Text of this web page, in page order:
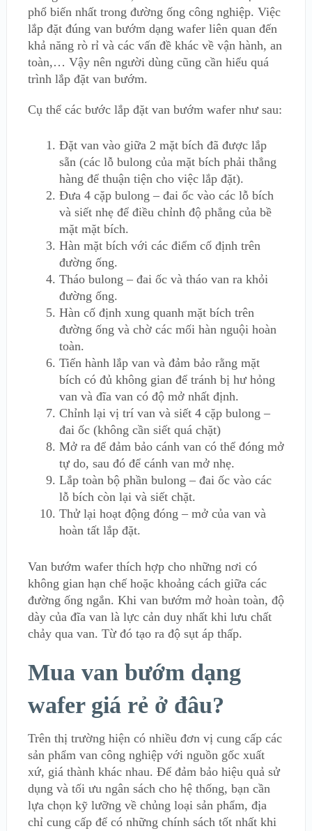
phổ biến nhất trong đường ống công nghiệp. Việc
lắp đặt đúng van bướm dạng wafer liên quan đến
khả năng rò rỉ và các vấn đề khác về vận hành, an
toàn,… Vậy nên người dùng cũng cần hiểu quá
trình lắp đặt van bướm.
Cụ thể các bước lắp đặt van bướm wafer như sau:
Đặt van vào giữa 2 mặt bích đã được lắp
sẵn (các lỗ bulong của mặt bích phải thẳng
hàng để thuận tiện cho việc lắp đặt).
Đưa 4 cặp bulong – đai ốc vào các lỗ bích
và siết nhẹ để điều chỉnh độ phẳng của bề
mặt mặt bích.
Hàn mặt bích với các điểm cố định trên
đường ống.
Tháo bulong – đai ốc và tháo van ra khỏi
đường ống.
Hàn cố định xung quanh mặt bích trên
đường ống và chờ các mối hàn nguội hoàn
toàn.
Tiến hành lắp van và đảm bảo rằng mặt
bích có đủ không gian để tránh bị hư hỏng
van và đĩa van có độ mở nhất định.
Chỉnh lại vị trí van và siết 4 cặp bulong –
đai ốc (không cần siết quá chặt)
Mở ra để đảm bảo cánh van có thể đóng mở
tự do, sau đó để cánh van mở nhẹ.
Lắp toàn bộ phần bulong – đai ốc vào các
lỗ bích còn lại và siết chặt.
Thử lại hoạt động đóng – mở của van và
hoàn tất lắp đặt.
Van bướm wafer thích hợp cho những nơi có
không gian hạn chế hoặc khoảng cách giữa các
đường ống ngắn. Khi van bướm mở hoàn toàn, độ
dày của đĩa van là lực cản duy nhất khi lưu chất
chảy qua van. Từ đó tạo ra độ sụt áp thấp.
Mua van bướm dạng
wafer giá rẻ ở đâu?
Trên thị trường hiện có nhiều đơn vị cung cấp các
sản phẩm van công nghiệp với nguồn gốc xuất
xứ, giá thành khác nhau. Để đảm bảo hiệu quả sử
dụng và tối ưu ngân sách cho hệ thống, bạn cần
lựa chọn kỹ lưỡng về chủng loại sản phẩm, địa
chỉ cung cấp để có những chính sách tốt nhất khi